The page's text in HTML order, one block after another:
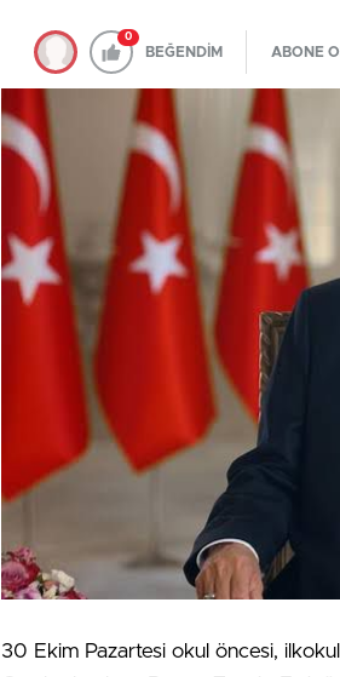
0
BEĞENDİM ABONE
30 Ekim Pazartesi okul öncesi,